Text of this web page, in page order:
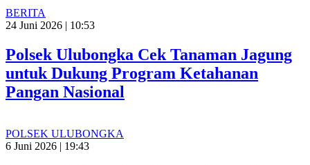
BERITA
24 Juni 2026 | 10:53
Polsek Ulubongka Cek Tanaman Jagung
untuk Dukung Program Ketahanan
Pangan Nasional
POLSEK ULUBONGKA
6 Juni 2026 | 19:43